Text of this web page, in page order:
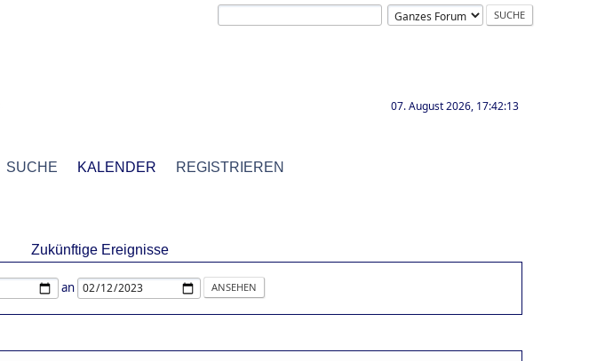
07. August 2026, 17:42:13
SUCHE KALENDER REGISTRIEREN
Zukünftige Ereignisse
an